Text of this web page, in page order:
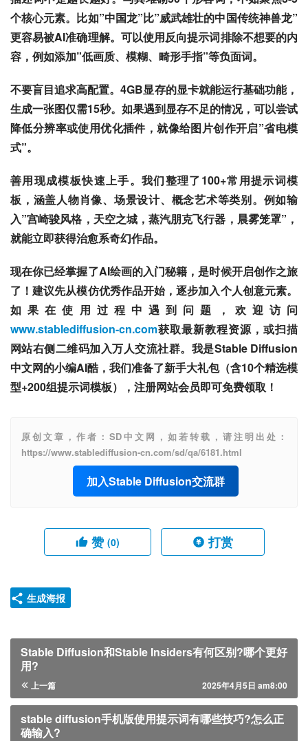
个核心元素。比如”中国龙”比”威武雄壮的中国传统神兽龙”
更容易被AI准确理解。可以使用反向提示词排除不想要的内
容，例如添加”低画质、模糊、畸形手指”等负面词。
不要盲目追求高配置。4GB显存的显卡就能运行基础功能，
生成一张图仅需15秒。如果遇到显存不足的情况，可以尝试
降低分辨率或使用优化插件，就像给图片创作开启”省电模
式”。
善用现成模板快速上手。我们整理了100+常用提示词模
板，涵盖人物肖像、场景设计、概念艺术等类别。例如输
入”宫崎骏风格，天空之城，蒸汽朋克飞行器，晨雾笼罩”，
就能立即获得治愈系奇幻作品。
现在你已经掌握了AI绘画的入门秘籍，是时候开启创作之旅
了！建议先从模仿优秀作品开始，逐步加入个人创意元素。
如果在使用过程中遇到问题，欢迎访问
www.stablediffusion-cn.com获取最新教程资源，或扫描
网站右侧二维码加入万人交流社群。我是Stable Diffusion
中文网的小编AI酷，我们准备了新手大礼包（含10个精选模
型+200组提示词模板），注册网站会员即可免费领取！
原创文章，作者：SD中文网，如若转载，请注明出处：
https://www.stablediffusion-cn.com/sd/qa/6181.html
加入Stable Diffusion交流群
赞 (0) 打赏
生成海报
Stable Diffusion和Stable Insiders有何区别?哪个更好
用?
上一篇 2025年4月5日 am8:00
stable diffusion手机版使用提示词有哪些技巧?怎么正
确输入?